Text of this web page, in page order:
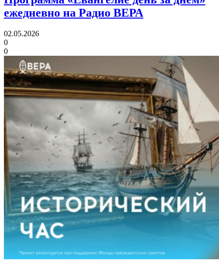
ежедневно на Радио ВЕРА
02.05.2026
0
0